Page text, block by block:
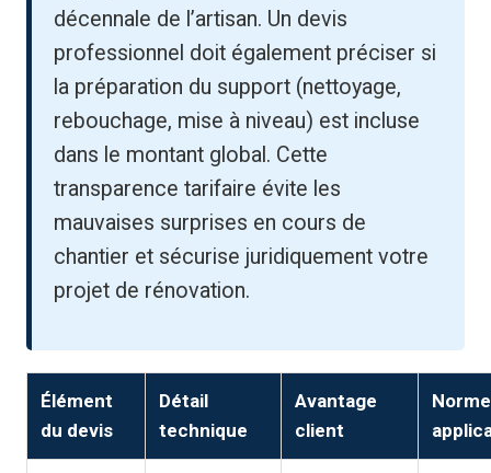
décennale de l’artisan. Un devis
professionnel doit également préciser si
la préparation du support (nettoyage,
rebouchage, mise à niveau) est incluse
dans le montant global. Cette
transparence tarifaire évite les
mauvaises surprises en cours de
chantier et sécurise juridiquement votre
projet de rénovation.
Élément
du devis
Détail
technique
Avantage
client
Norme